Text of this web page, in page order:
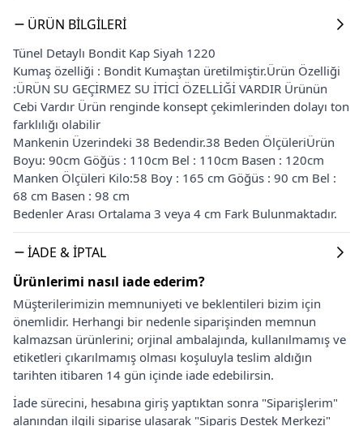
ÜRÜN BILGILERI
Tünel Detaylı Bondit Kap Siyah 1220
Kumaş özelliği : Bondit Kumaştan üretilmiştir.Ürün Özelliği
:ÜRÜN SU GEÇİRMEZ SU İTİCİ ÖZELLİĞİ VARDIR Ürünün
Cebi Vardır Ürün renginde konsept çekimlerinden dolayı ton
farklılığı olabilir
Mankenin Üzerindeki 38 Bedendir.38 Beden ÖlçüleriÜrün
Boyu: 90cm Göğüs : 110cm Bel : 110cm Basen : 120cm
Manken Ölçüleri Kilo:58 Boy : 165 cm Göğüs : 90 cm Bel :
68 cm Basen : 98 cm
Bedenler Arası Ortalama 3 veya 4 cm Fark Bulunmaktadır.
İADE & İPTAL
Ürünlerimi nasıl iade ederim?
Müşterilerimizin memnuniyeti ve beklentileri bizim için
önemlidir. Herhangi bir nedenle siparişinden memnun
kalmazsan ürünlerini; orjinal ambalajında, kullanılmamış ve
etiketleri çıkarılmamış olması koşuluyla teslim aldığın
tarihten itibaren 14 gün içinde iade edebilirsin.
İade sürecini, hesabına giriş yaptıktan sonra "Siparişlerim"
alanından ilgili siparişe ulaşarak "Sipariş Destek Merkezi"